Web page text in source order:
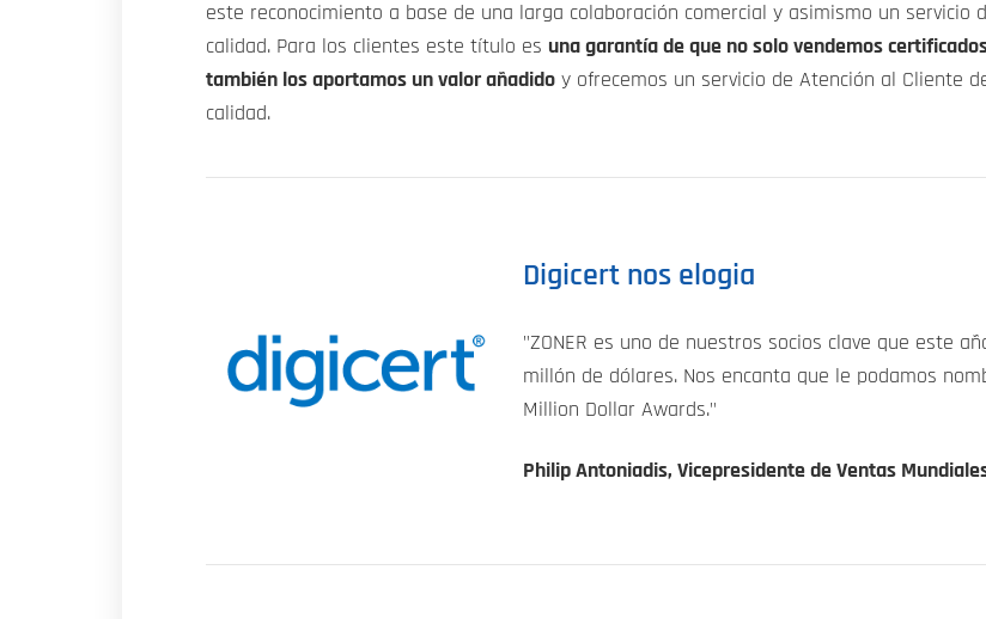
este reconocimiento a base de una larga colaboración comercial y asimismo un servicio
calidad. Para los clientes este título es una garantía de que no solo vendemos
también los aportamos un valor añadido y ofrecemos un servicio de Atención al Cliente
calidad.
Digicert nos elogia
"ZONER es uno de nuestros socios clave que este
millón de dólares. Nos encanta que le podamos
Million Dollar Awards."
Philip Antoniadis, Vicepresidente de Ventas